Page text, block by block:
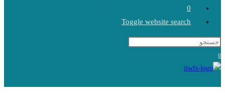
0
Toggle website search
0